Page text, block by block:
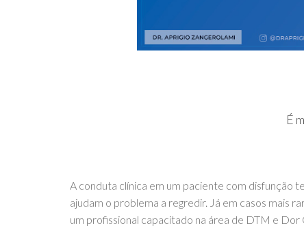
É
A conduta clínica em um paciente com disfunção
ajudam o problema a regredir. Já em casos mais
um profissional capacitado na área de DTM e